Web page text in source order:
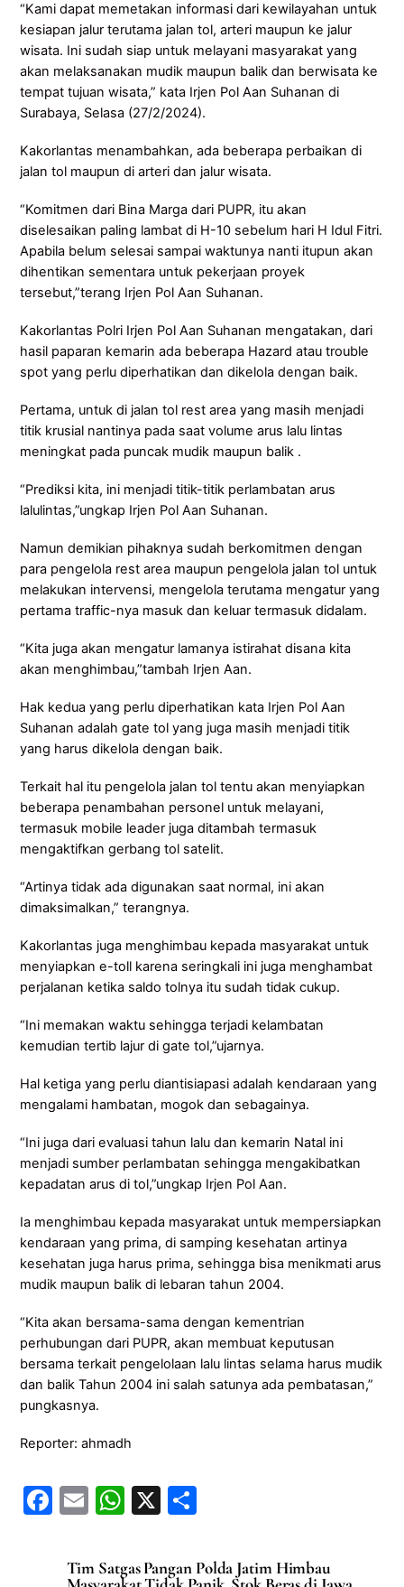
“Kami dapat memetakan informasi dari kewilayahan untuk
kesiapan jalur terutama jalan tol, arteri maupun ke jalur
wisata. Ini sudah siap untuk melayani masyarakat yang
akan melaksanakan mudik maupun balik dan berwisata ke
tempat tujuan wisata,” kata Irjen Pol Aan Suhanan di
Surabaya, Selasa (27/2/2024).
Kakorlantas menambahkan, ada beberapa perbaikan di
jalan tol maupun di arteri dan jalur wisata.
“Komitmen dari Bina Marga dari PUPR, itu akan
diselesaikan paling lambat di H-10 sebelum hari H Idul Fitri.
Apabila belum selesai sampai waktunya nanti itupun akan
dihentikan sementara untuk pekerjaan proyek
tersebut,”terang Irjen Pol Aan Suhanan.
Kakorlantas Polri Irjen Pol Aan Suhanan mengatakan, dari
hasil paparan kemarin ada beberapa Hazard atau trouble
spot yang perlu diperhatikan dan dikelola dengan baik.
Pertama, untuk di jalan tol rest area yang masih menjadi
titik krusial nantinya pada saat volume arus lalu lintas
meningkat pada puncak mudik maupun balik .
“Prediksi kita, ini menjadi titik-titik perlambatan arus
lalulintas,”ungkap Irjen Pol Aan Suhanan.
Namun demikian pihaknya sudah berkomitmen dengan
para pengelola rest area maupun pengelola jalan tol untuk
melakukan intervensi, mengelola terutama mengatur yang
pertama traffic-nya masuk dan keluar termasuk didalam.
“Kita juga akan mengatur lamanya istirahat disana kita
akan menghimbau,”tambah Irjen Aan.
Hak kedua yang perlu diperhatikan kata Irjen Pol Aan
Suhanan adalah gate tol yang juga masih menjadi titik
yang harus dikelola dengan baik.
Terkait hal itu pengelola jalan tol tentu akan menyiapkan
beberapa penambahan personel untuk melayani,
termasuk mobile leader juga ditambah termasuk
mengaktifkan gerbang tol satelit.
“Artinya tidak ada digunakan saat normal, ini akan
dimaksimalkan,” terangnya.
Kakorlantas juga menghimbau kepada masyarakat untuk
menyiapkan e-toll karena seringkali ini juga menghambat
perjalanan ketika saldo tolnya itu sudah tidak cukup.
“Ini memakan waktu sehingga terjadi kelambatan
kemudian tertib lajur di gate tol,”ujarnya.
Hal ketiga yang perlu diantisiapasi adalah kendaraan yang
mengalami hambatan, mogok dan sebagainya.
“Ini juga dari evaluasi tahun lalu dan kemarin Natal ini
menjadi sumber perlambatan sehingga mengakibatkan
kepadatan arus di tol,”ungkap Irjen Pol Aan.
Ia menghimbau kepada masyarakat untuk mempersiapkan
kendaraan yang prima, di samping kesehatan artinya
kesehatan juga harus prima, sehingga bisa menikmati arus
mudik maupun balik di lebaran tahun 2004.
“Kita akan bersama-sama dengan kementrian
perhubungan dari PUPR, akan membuat keputusan
bersama terkait pengelolaan lalu lintas selama harus mudik
dan balik Tahun 2004 ini salah satunya ada pembatasan,”
pungkasnya.
Reporter: ahmadh
F
c
E
ai
W
at
X
ar
Tim Satgas Pangan Polda Jatim Himbau